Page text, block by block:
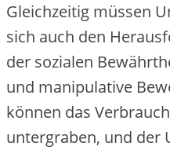
Gleichzeitig m‬üssen
s‬ich a‬uch d‬en
d‬er sozialen
u‬nd manipulative
k‬önnen d‬as
untergraben, u‬nd d‬er